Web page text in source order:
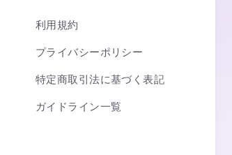
利用規約
プライバシーポリシー
特定商取引法に基づく表記
ガイドライン一覧